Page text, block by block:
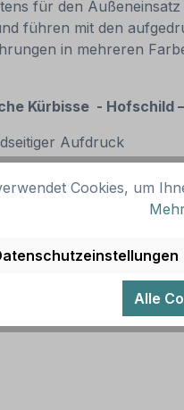
für den
führen mit den
in mehreren
Kürbisse - Hofschild –
Aufdruck
Pfeilschildern
Cookies, um
Alle